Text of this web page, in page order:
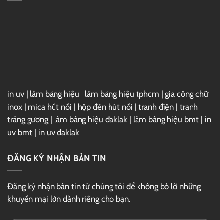
in uv | làm bảng hiệu | làm bảng hiệu tphcm | gia công chữ
inox | mica hút nổi | hộp đèn hút nổi | tranh điện | tranh
tráng gương | làm bảng hiệu đaklak | làm bảng hiệu bmt | in
uv bmt | in uv đaklak
ĐĂNG KÝ NHẬN BẢN TIN
Đăng ký nhận bản tin từ chúng tôi để không bỏ lỡ những
khuyến mại lớn dành riêng cho bạn.